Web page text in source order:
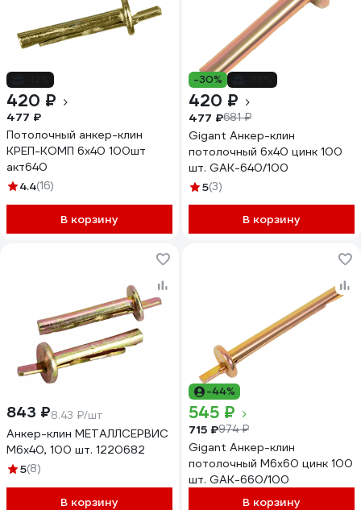
420 ₽
477 ₽
Потолочный анкер-клин
КРЕП-КОМП 6х40 100шт
акт640
4.4(16)
В корзину
-30%
420 ₽
477 ₽681 ₽
Gigant Анкер-клин
потолочный 6x40 цинк 100
шт. GAK-640/100
5(3)
В корзину
843 ₽8.43 ₽/шт
Анкер-клин МЕТАЛЛСЕРВИС
М6x40, 100 шт. 1220682
5(8)
В корзину
-44%
545 ₽
715 ₽974 ₽
Gigant Анкер-клин
потолочный М6x60 цинк 100
шт. GAK-660/100
В корзину